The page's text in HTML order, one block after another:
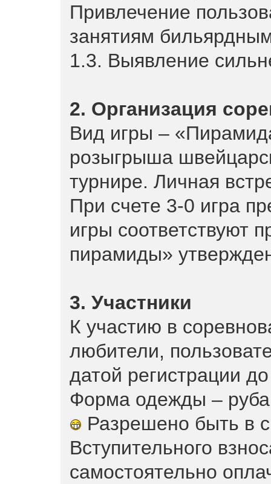
Привлечение
занятиям
1.3. Выявление
2. Организация
Вид игры –
розыгрыша
турнире. Личная
При счете 3-0 игра
игры соответствуют
пирамиды»
3. Участники
К участию в
любители,
датой регистрации
Форма одежды –
Разрешено быть в
Вступительного
самостоятельно